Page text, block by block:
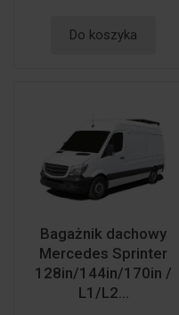
Do koszyka
Bagażnik dachowy
Mercedes Sprinter
128in/144in/170in /
L1/L2...